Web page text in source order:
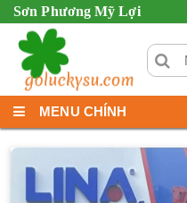
Sơn Phương Mỹ Lợi
MENU CHÍNH